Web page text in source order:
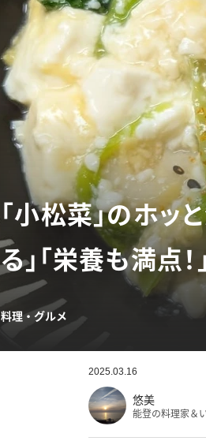
「小松菜」のホ
る」「栄養も満点！」
料理・グルメ
2025.03.16
悠美
能登の料理家＆